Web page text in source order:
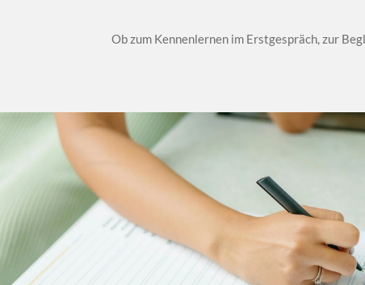
Ob zum Kennenlernen im Erstgespräch, zur